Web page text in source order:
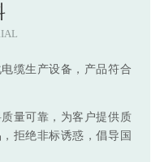
缆生产设备，产品符合
量可靠，为客户提供质
拒绝非标诱惑，倡导国